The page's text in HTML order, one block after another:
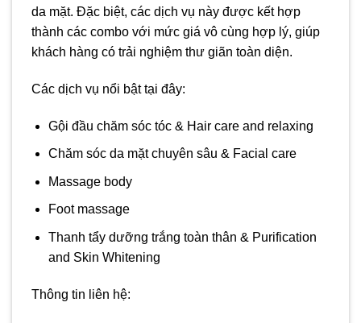
da mặt. Đặc biệt, các dịch vụ này được kết hợp
thành các combo với mức giá vô cùng hợp lý, giúp
khách hàng có trải nghiệm thư giãn toàn diện.
Các dịch vụ nổi bật tại đây:
Gội đầu chăm sóc tóc & Hair care and relaxing
Chăm sóc da mặt chuyên sâu & Facial care
Massage body
Foot massage
Thanh tẩy dưỡng trắng toàn thân & Purification
and Skin Whitening
Thông tin liên hệ: